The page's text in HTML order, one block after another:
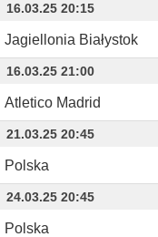
16.03.25 20:15
Jagiellonia Białystok
16.03.25 21:00
Atletico Madrid
21.03.25 20:45
Polska
24.03.25 20:45
Polska